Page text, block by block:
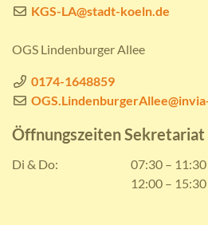
KGS-LA@stadt-koeln.de
OGS Lindenburger Allee
0174-1648859
Öffnungszeiten Sekretariat
Di & Do:
07:30 –
12:00 –